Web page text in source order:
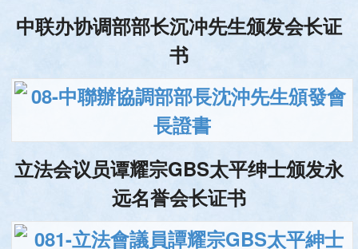
中联办协调部部长沉冲先生颁发会长证
书
立法会议员谭耀宗GBS太平绅士颁发永
远名誉会长证书